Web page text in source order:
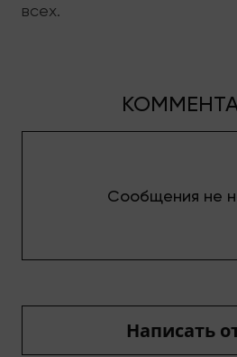
всех.
Сообщения не
Написать